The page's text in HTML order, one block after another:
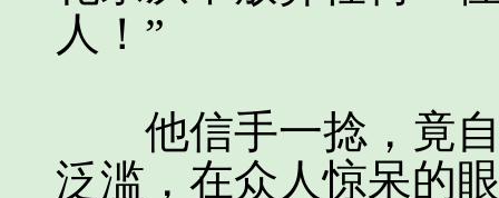
人！”
他信手一捻，竟自
泛滥，在众人惊呆的